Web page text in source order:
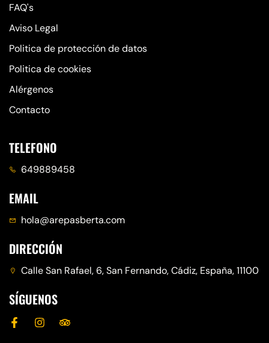
FAQ's
Aviso Legal
Politica de protección de datos
Politica de cookies
Alérgenos
Contacto
TELEFONO
649889458
EMAIL
hola@arepasberta.com
DIRECCIÓN
Calle San Rafael, 6, San Fernando, Cádiz, España, 11100
SÍGUENOS